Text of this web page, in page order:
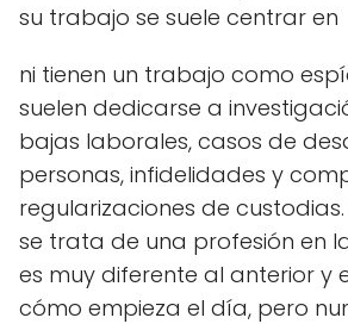
su trabajo se suele centrar en
ni tienen un trabajo como
suelen dedicarse a
bajas laborales, casos de
personas, infidelidades y
regularizaciones de custodias.
se trata de una profesión en
es muy diferente al anterior y
cómo empieza el día, pero